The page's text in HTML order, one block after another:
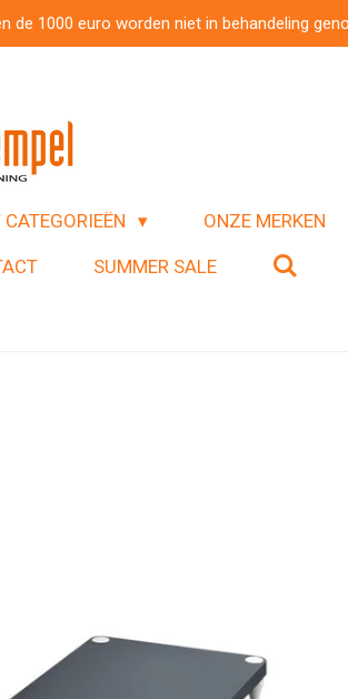
de 1000 euro worden niet in behandeling
ONZE MERKEN
SUMMER SALE